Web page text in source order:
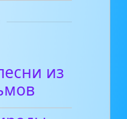
из